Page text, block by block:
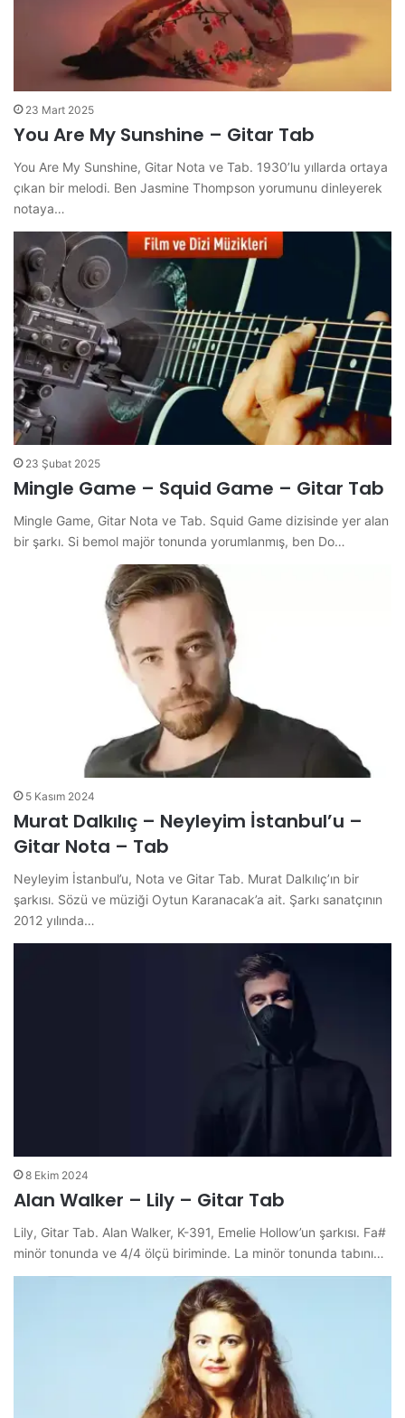
23 Mart 2025
You Are My Sunshine – Gitar Tab
You Are My Sunshine, Gitar Nota ve Tab. 1930’lu yıllarda ortaya
çıkan bir melodi. Ben Jasmine Thompson yorumunu dinleyerek
notaya…
23 Şubat 2025
Mingle Game – Squid Game – Gitar Tab
Mingle Game, Gitar Nota ve Tab. Squid Game dizisinde yer alan
bir şarkı. Si bemol majör tonunda yorumlanmış, ben Do…
5 Kasım 2024
Murat Dalkılıç – Neyleyim İstanbul’u –
Gitar Nota – Tab
Neyleyim İstanbul’u, Nota ve Gitar Tab. Murat Dalkılıç’ın bir
şarkısı. Sözü ve müziği Oytun Karanacak’a ait. Şarkı sanatçının
2012 yılında…
8 Ekim 2024
Alan Walker – Lily – Gitar Tab
Lily, Gitar Tab. Alan Walker, K-391, Emelie Hollow’un şarkısı. Fa#
minör tonunda ve 4/4 ölçü biriminde. La minör tonunda tabını…